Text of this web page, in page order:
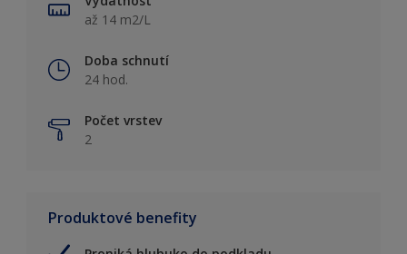
až 14 m2/L
Doba schnutí
24 hod.
Počet vrstev
2
Produktové benefity